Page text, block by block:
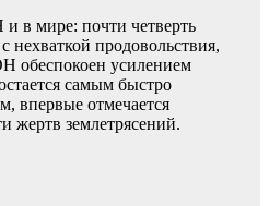
в мире: почти четверть
нехваткой продовольствия,
обеспокоен усилением
самым быстро
впервые отмечается
жертв землетрясений.